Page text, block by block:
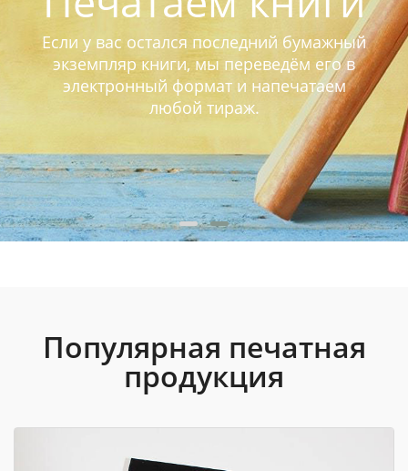
Если у вас остался последний бумажный
экземпляр книги, мы переведём его в
электронный формат и напечатаем
любой тираж.
Популярная печатная
продукция